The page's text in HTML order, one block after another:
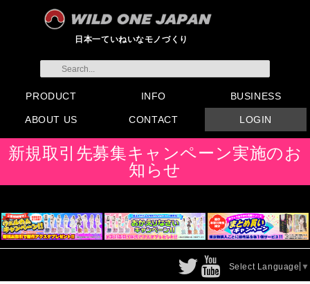
日本一ていねいなモノづくり
PRODUCT
すべてのグッズ
新製品
発売前製品
デンマ
ニップルドーム他
ローター
バイブ
オナホール
ラブドール
サポート
矯正リング
ローション
ラブサプリ
ディルド
アナル
SMグッズ
日本製グッズ
その他グッズ
INFO
製品情報
お知らせ
イベント・展示会
メディア掲載
BUSINESS
会員登録
注文方法・卸売りについ
FAX注文書
カタログ
販促物配布
代理店契約について
ABOUT US
会社概要
よくある質問
取り扱い店リスト
CONTACT
お問い合わせ
付属品販売(一般のお客様
向け)
アイディア募集
LOGIN
新規取引先募集キャンペーン実施のお
知らせ
Select Language ▼